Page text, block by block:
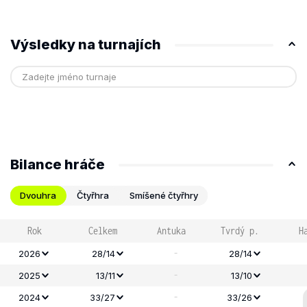
Výsledky na turnajích
Bilance hráče
Dvouhra Čtyřhra Smíšené čtyřhry
Rok Celkem Antuka Tvrdý p.
2026 28/14 -
28/14
2025
13/11 -
13/10
2024
33/27 - 33/26